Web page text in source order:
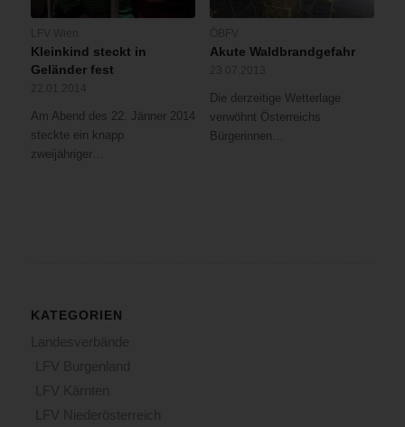
Kleinkind steckt in
Geländer fest
Am Abend des 22. Jänner 2014
steckte ein knapp
zweijähriger…
Akute Waldbrandgefahr
Die derzeitige Wetterlage
verwöhnt Österreichs
Bürgerinnen…
KATEGORIEN